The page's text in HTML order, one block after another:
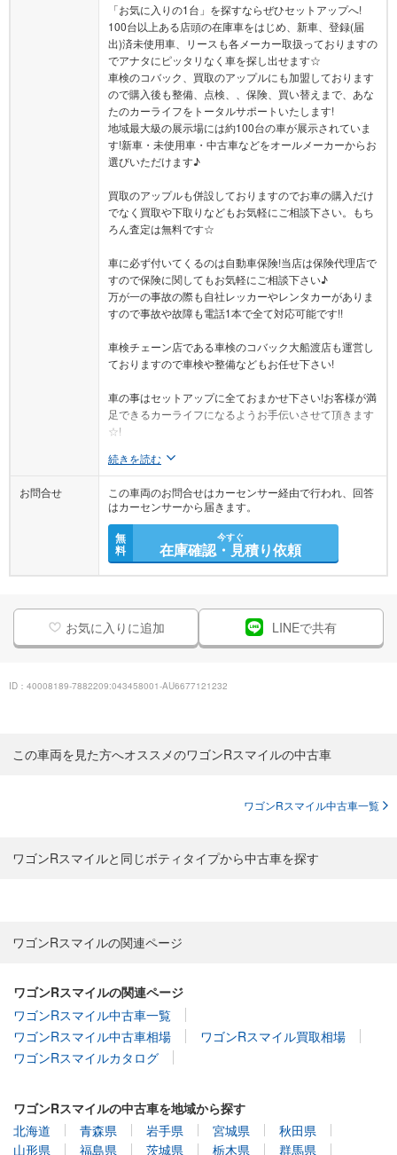
「お気に入りの1台」を探すならぜひセットアップへ!
100台以上ある店頭の在庫車をはじめ、新車、登録(届
出)済未使用車、リースも各メーカー取扱っておりますの
でアナタにピッタリなく車を探し出せます☆
車検のコバック、買取のアップルにも加盟しております
ので購入後も整備、点検、、保険、買い替えまで、あな
たのカーライフをトータルサポートいたします!
地域最大級の展示場には約100台の車が展示されていま
す!新車・未使用車・中古車などをオールメーカーからお
選びいただけます♪
買取のアップルも併設しておりますのでお車の購入だけ
でなく買取や下取りなどもお気軽にご相談下さい。もち
ろん査定は無料です☆
車に必ず付いてくるのは自動車保険!当店は保険代理店で
すので保険に関してもお気軽にご相談下さい♪
万が一の事故の際も自社レッカーやレンタカーがありま
すので事故や故障も電話1本で全て対応可能です!!
車検チェーン店である車検のコバック大船渡店も運営し
ておりますので車検や整備などもお任せ下さい!
車の事はセットアップに全ておまかせ下さい!お客様が満
足できるカーライフになるようお手伝いさせて頂きます
☆!
続きを読む
お問合せ
この車両のお問合せはカーセンサー経由で行われ、回答
はカーセンサーから届きます。
無
料
今すぐ
在庫確認・見積り依頼
お気に入りに追加 LINEで共有
ID：40008189-7882209:043458001-AU6677121232
この車両を見た方へオススメのワゴンRスマイルの中古車
ワゴンRスマイル中古車一覧
ワゴンRスマイルと同じボティタイプから中古車を探す
ワゴンRスマイルの関連ページ
ワゴンRスマイルの関連ページ
ワゴンRスマイル中古車一覧
ワゴンRスマイル中古車相場
ワゴンRスマイル買取相場
ワゴンRスマイルカタログ
ワゴンRスマイルの中古車を地域から探す
北海道
青森県 岩手県 宮城県
秋田県
山形県
福島県 茨城県 栃木県
群馬県